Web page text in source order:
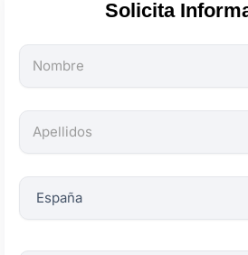
Solicita
Todos
los
son
obligatorios.